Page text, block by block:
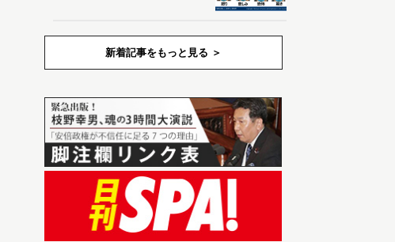
新着記事をもっと見る